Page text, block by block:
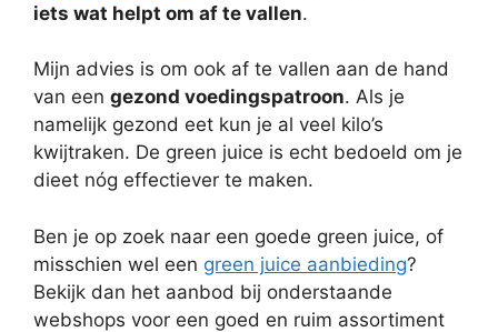
iets wat helpt om af te vallen.
Mijn advies is om ook af te vallen aan de hand
van een gezond voedingspatroon. Als je
namelijk gezond eet kun je al veel kilo’s
kwijtraken. De green juice is echt bedoeld om je
dieet nóg effectiever te maken.
Ben je op zoek naar een goede green juice, of
misschien wel een green juice aanbieding?
Bekijk dan het aanbod bij onderstaande
webshops voor een goed en ruim assortiment